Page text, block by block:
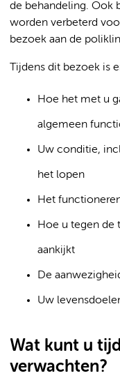
de behandeling. Ook
worden verbeterd
bezoek aan de
Tijdens dit bezoek is
Hoe het met u
algemeen
Uw conditie,
het lopen
Het
Hoe u tegen de
aankijkt
De
Uw
Wat kunt u
verwachten?